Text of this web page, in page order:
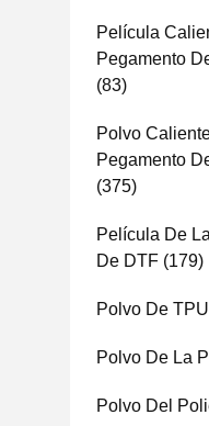
Película
Pegamento
(83)
Polvo
Pegamento
(375)
Película De
De DTF (179)
Polvo De TPU
Polvo De La
Polvo Del